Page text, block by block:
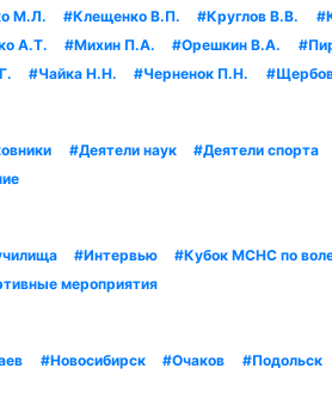
М.Л. #Клещенко В.П. #Круглов В.В.
А.Т. #Михин П.А. #Орешкин В.А.
#Чайка Н.Н. #Черненок П.Н.
#Деятели наук #Деятели спорта
#Интервью #Кубок МСНС по
мероприятия
#Новосибирск #Очаков #Подольск